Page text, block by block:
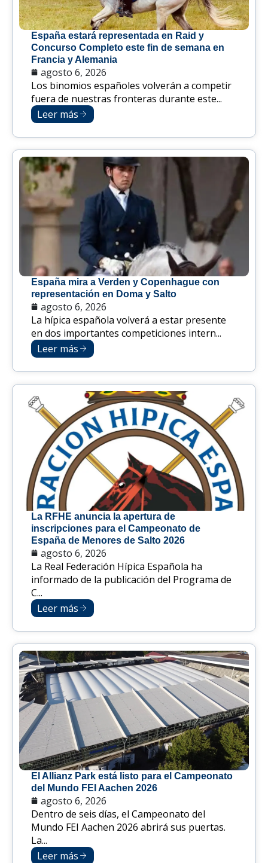
España estará representada en Raid y
Concurso Completo este fin de semana en
Francia y Alemania
agosto 6, 2026
Los binomios españoles volverán a competir
fuera de nuestras fronteras durante este...
Leer más
España mira a Verden y Copenhague con
representación en Doma y Salto
agosto 6, 2026
La hípica española volverá a estar presente
en dos importantes competiciones intern...
Leer más
La RFHE anuncia la apertura de
inscripciones para el Campeonato de
España de Menores de Salto 2026
agosto 6, 2026
La Real Federación Hípica Española ha
informado de la publicación del Programa de
C...
Leer más
El Allianz Park está listo para el Campeonato
del Mundo FEI Aachen 2026
agosto 6, 2026
Dentro de seis días, el Campeonato del
Mundo FEI Aachen 2026 abrirá sus puertas.
La...
Leer más